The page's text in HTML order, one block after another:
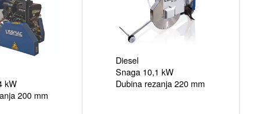
kW
200 mm
Diesel
Snaga 10,1 kW
Dubina rezanja 220 mm